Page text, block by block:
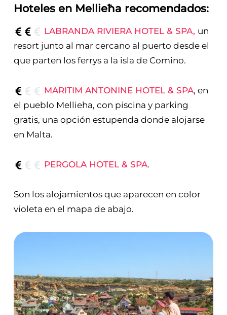
Hoteles en Mellieħa recomendados:
LABRANDA RIVIERA HOTEL & SPA, un
resort junto al mar cercano al puerto desde el
que parten los ferrys a la isla de Comino.
MARITIM ANTONINE HOTEL & SPA, en
el pueblo Mellieha, con piscina y parking
gratis, una opción estupenda donde alojarse
en Malta.
PERGOLA HOTEL & SPA.
Son los alojamientos que aparecen en color
violeta en el mapa de abajo.